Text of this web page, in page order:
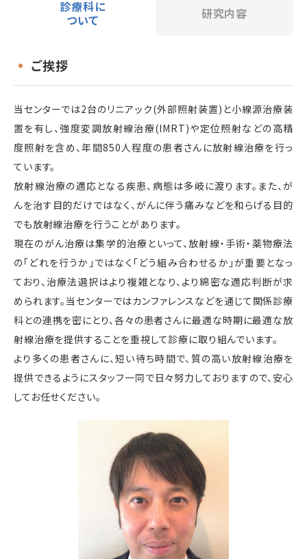
診療科に
ついて
研究内容
ご挨拶
当センターでは2台のリニアック(外部照射装置)と小線源治療装
置を有し、強度変調放射線治療(IMRT)や定位照射などの高精
度照射を含め、年間850人程度の患者さんに放射線治療を行っ
ています。
放射線治療の適応となる疾患、病態は多岐に渡ります。また、が
んを治す目的だけではなく、がんに伴う痛みなどを和らげる目的
でも放射線治療を行うことがあります。
現在のがん治療は集学的治療といって、放射線・手術・薬物療法
の「どれを行うか」ではなく「どう組み合わせるか」が重要となっ
ており、治療法選択はより複雑となり、より綿密な適応判断が求
められます。当センターではカンファレンスなどを通じて関係診療
科との連携を密にとり、各々の患者さんに最適な時期に最適な放
射線治療を提供することを重視して診療に取り組んでいます。
より多くの患者さんに、短い待ち時間で、質の高い放射線治療を
提供できるようにスタッフ一同で日々努力しておりますので、安心
してお任せください。